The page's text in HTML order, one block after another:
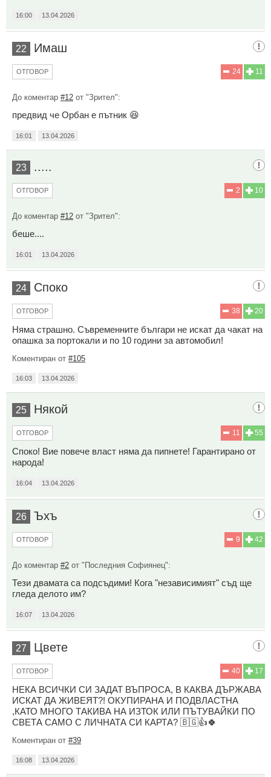
16:00 13.04.2026
22 Имаш
11
24
ОТГОВОР
До коментар #12 от "Зрител":
предвид че Орбан е пътник 😆
16:01 13.04.2026
23 .....
10
2
ОТГОВОР
До коментар #12 от "Зрител":
беше....
16:01 13.04.2026
24 Споко
20
38
ОТГОВОР
Няма страшно. Съвременните българи не искат да чакат на
опашка за портокали и по 10 години за автомобил!
Коментиран от #105
16:03 13.04.2026
25 Някой
55
11
ОТГОВОР
Споко! Вие повече власт няма да пипнете! Гарантирано от
народа!
16:04 13.04.2026
26 Ъхъ
42
9
ОТГОВОР
До коментар #2 от "Последния Софиянец":
Тези двамата са подсъдими! Кога "независимият" съд ще
гледа делото им?
16:07 13.04.2026
27 Цвете
17
40
ОТГОВОР
НЕКА ВСИЧКИ СИ ЗАДАТ ВЪПРОСА, В КАКВА ДЪРЖАВА
ИСКАТ ДА ЖИВЕЯТ?! ОКУПИРАНА И ПОДВЛАСТНА
,КАТО МНОГО ТАКИВА НА ИЗТОК ИЛИ ПЪТУВАЙКИ ПО
СВЕТА САМО С ЛИЧНАТА СИ КАРТА? 🇧🇬👍🍀
Коментиран от #39
16:08 13.04.2026